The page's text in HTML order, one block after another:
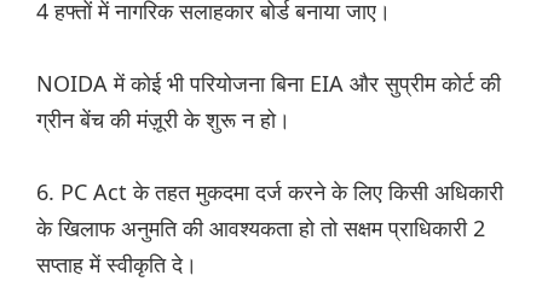
4 हफ्तों में नागरिक सलाहकार बोर्ड बनाया जाए।
NOIDA में कोई भी परियोजना बिना EIA और सुप्रीम कोर्ट की
ग्रीन बेंच की मंज़ूरी के शुरू न हो।
6. PC Act के तहत मुकदमा दर्ज करने के लिए किसी अधिकारी
के खिलाफ अनुमति की आवश्यकता हो तो सक्षम प्राधिकारी 2
सप्ताह में स्वीकृति दे।